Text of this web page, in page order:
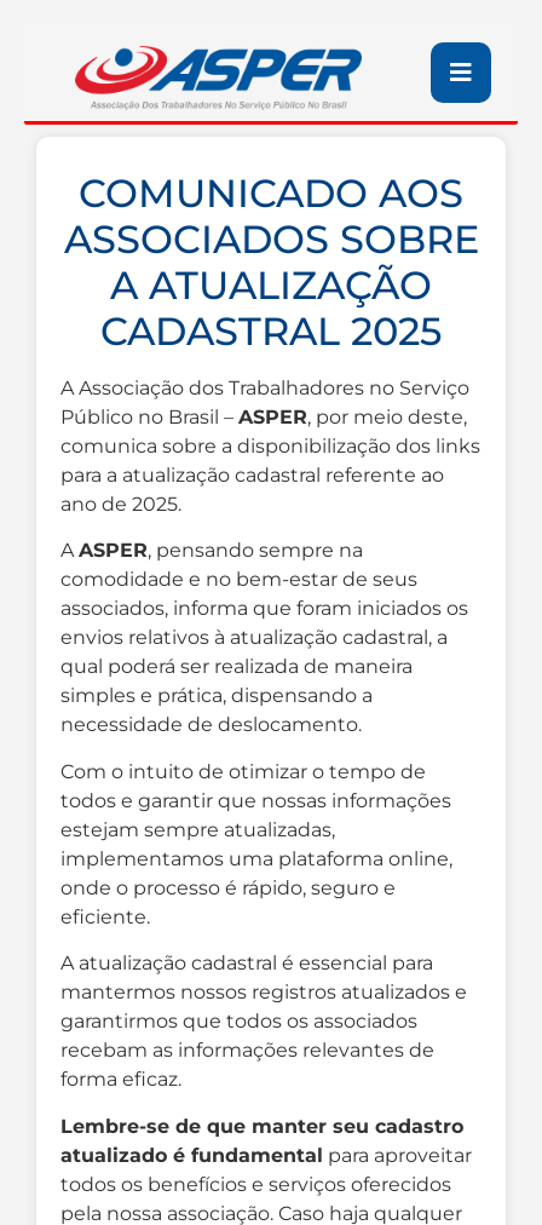
COMUNICADO AOS
ASSOCIADOS SOBRE
A ATUALIZAÇÃO
CADASTRAL 2025
A Associação dos Trabalhadores no Serviço
Público no Brasil – ASPER, por meio deste,
comunica sobre a disponibilização dos links
para a atualização cadastral referente ao
ano de 2025.
AASPER, pensando sempre na
comodidade e no bem-estar de seus
associados, informa que foram iniciados os
envios relativos à atualização cadastral, a
qual poderá ser realizada de maneira
simples e prática, dispensando a
necessidade de deslocamento.
Com o intuito de otimizar o tempo de
todos e garantir que nossas informações
estejam sempre atualizadas,
implementamos uma plataforma online,
onde o processo é rápido, seguro e
eficiente.
A atualização cadastral é essencial para
mantermos nossos registros atualizados e
garantirmos que todos os associados
recebam as informações relevantes de
forma eficaz.
Lembre-se de que manter seu cadastro
atualizado é fundamental para aproveitar
todos os benefícios e serviços oferecidos
pela nossa associação. Caso haja qualquer